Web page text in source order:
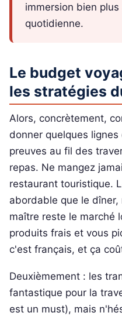
immersion bien
quotidienne.
Le budget
les stratégies
Alors, concrètement,
donner quelques
preuves au fil des
repas. Ne mangez
restaurant touristique.
abordable que le
maître reste le marché
produits frais et vous
c'est français, et ça
Deuxièmement : les
fantastique pour la
est un must), mais